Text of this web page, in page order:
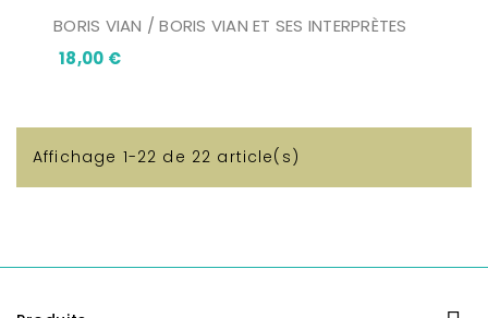
BORIS VIAN / BORIS VIAN ET SES INTERPRÈTES
18,00 €Prix
Affichage 1-22 de 22 article(s)